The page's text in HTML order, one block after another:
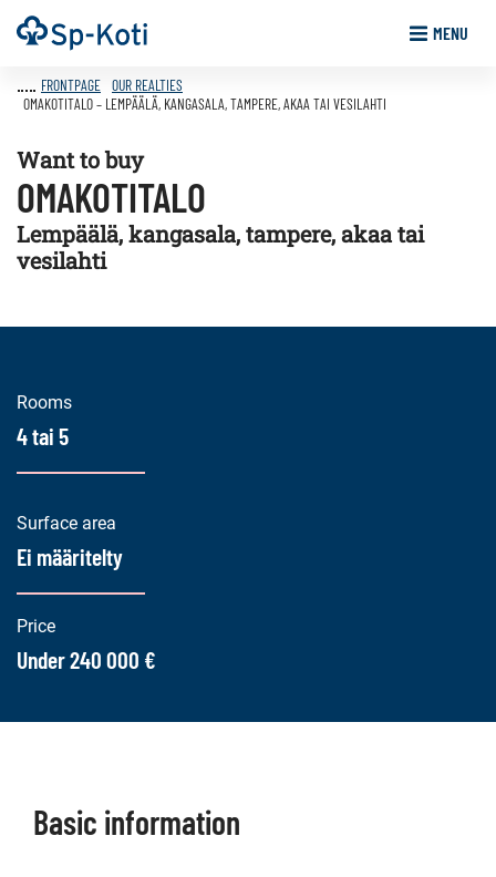
Go
to
Frontpage MENU
FRONTPAGE OUR REALTIES
OMAKOTITALO – LEMPÄÄLÄ, KANGASALA, TAMPERE, AKAA TAI VESILAHTI
Want to buy
OMAKOTITALO
Lempäälä, kangasala, tampere, akaa tai
vesilahti
Rooms
4 tai 5
Surface area
Ei määritelty
Price
Under 240 000 €
Basic information